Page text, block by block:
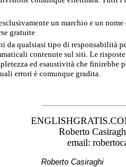
un marchio e un
gratuite
da qualsiasi tipo di responsabilità
contenute sul siti. Le
ed esaustività che finirebbe
errori è comunque gradita.
Roberto
email:
Roberto